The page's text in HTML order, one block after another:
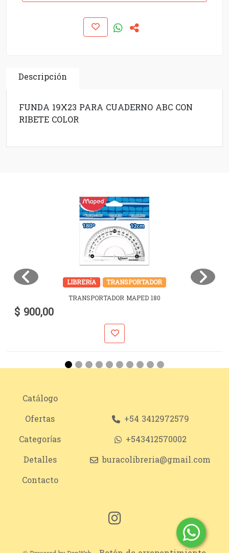
Descripción
FUNDA 19X23 PARA CUADERNO ABC CON
RIBETE COLOR
LIBRERÍA
TRANSPORTADOR
TRANSPORTADOR MAPED 180
$ 900,00
Catálogo
Ofertas
Categorías
Detalles
Contacto
+54 3412972579
+543412570002
buracolibreria@gmail.com